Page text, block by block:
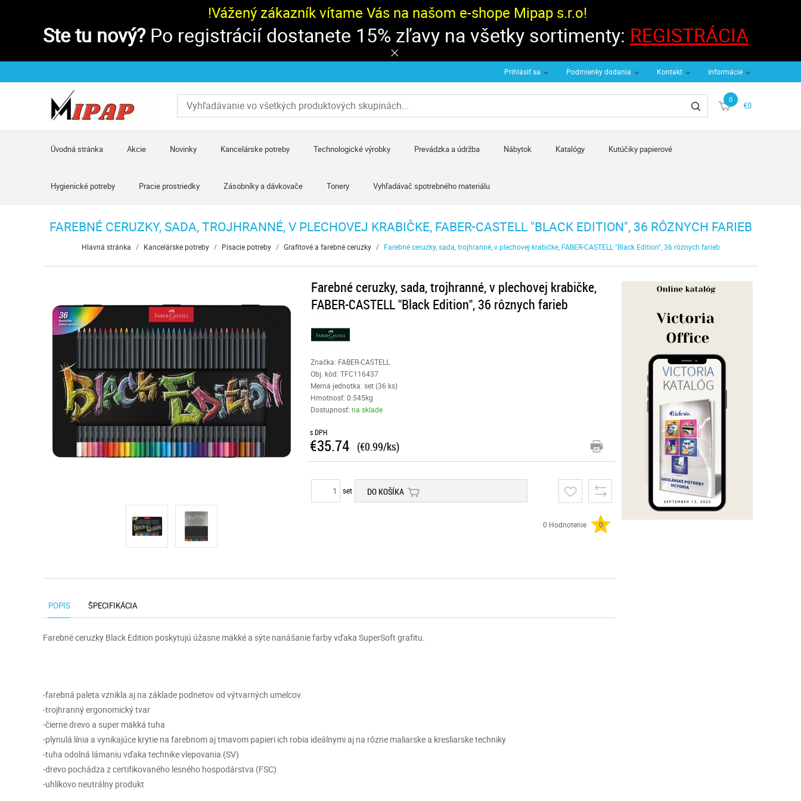
!Vážený zákazník vítame Vás na našom e-shope Mipap s.r.o!
Ste tu nový?Po registrácií dostanete 15% zľavy na všetky sortimenty: REGISTRÁCIA
Prihlásiť sa Podmienky dodania Kontakt Informácie
0
€0
Úvodná stránka Akcie Novinky Kancelárske potreby Technologické výrobky Prevádzka a údržba Nábytok Katalógy Kutúčiky papierové
Hygienické potreby Pracie prostriedky Zásobníky a dávkovače Tonery Vyhľadávač spotrebného materiálu
FAREBNÉ CERUZKY, SADA, TROJHRANNÉ, V PLECHOVEJ KRABIČKE, FABER-CASTELL "BLACK EDITION", 36 RÔZNYCH FARIEB
Hlavná stránka / Kancelárske potreby / Písacie potreby / Grafitové a farebné ceruzky / Farebné ceruzky, sada, trojhranné, v plechovej krabičke, FABER-CASTELL "Black Edition", 36 rôznych farieb
Farebné ceruzky, sada, trojhranné, v plechovej krabičke,
FABER-CASTELL "Black Edition", 36 rôznych farieb
Značka: FABER-CASTELL
Obj. kód: TFC116437
Merná jednotka: set (36 ks)
Hmotnosť: 0.545kg
Dostupnosť: na sklade
s DPH
€35.74 (€0.99/ks)
set DO KOŠÍKA
0 Hodnotenie 0
POPIS ŠPECIFIKÁCIA
Farebné ceruzky Black Edition poskytujú úžasne mäkké a sýte nanášanie farby vďaka SuperSoft grafitu.
-farebná paleta vznikla aj na základe podnetov od výtvarných umelcov.
-trojhranný ergonomický tvar
-čierne drevo a super mäkká tuha
-plynulá línia a vynikajúce krytie na farebnom aj tmavom papieri ich robia ideálnymi aj na rôzne maliarske a kresliarske techniky
-tuha odolná lámaniu vďaka technike vlepovania (SV)
-drevo pochádza z certifikovaného lesného hospodárstva (FSC)
-uhlíkovo neutrálny produkt